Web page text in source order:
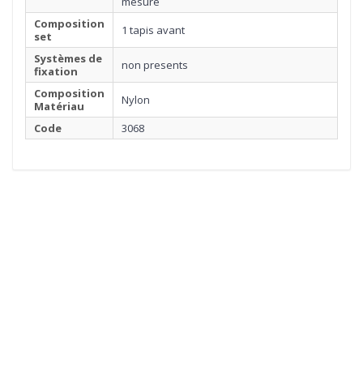
Composition
set
1 tapis avant
Systèmes de
fixation
non presents
Composition
Matériau
Nylon
Code
3068